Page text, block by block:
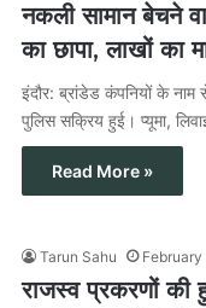
नकली सामान बेचने
का छापा, लाखों का
इंदौर: ब्रांडेड कंपनियों के
पुलिस सक्रिय हुई। प्यूमा,
Read More »
Tarun Sahu
राजस्व प्रकरणों की